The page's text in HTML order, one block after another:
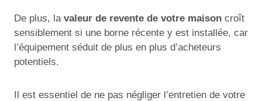
De plus, la valeur de revente de votre maison croît
sensiblement si une borne récente y est installée, car
l’équipement séduit de plus en plus d’acheteurs
potentiels.
Il est essentiel de ne pas négliger l’entretien de votre